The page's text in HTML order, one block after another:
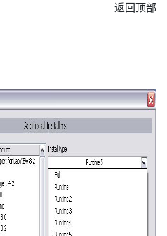
返回顶部